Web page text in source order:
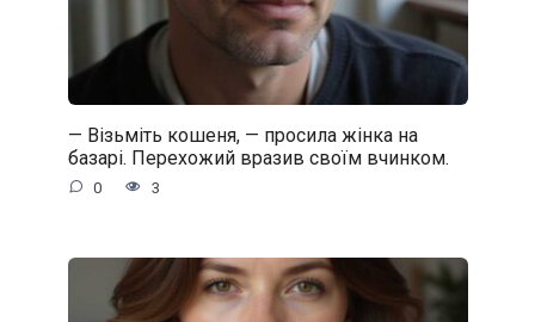
— Візьміть кошеня, — просила жінка на
базарі. Перехожий вразив своїм вчинком.
0 3